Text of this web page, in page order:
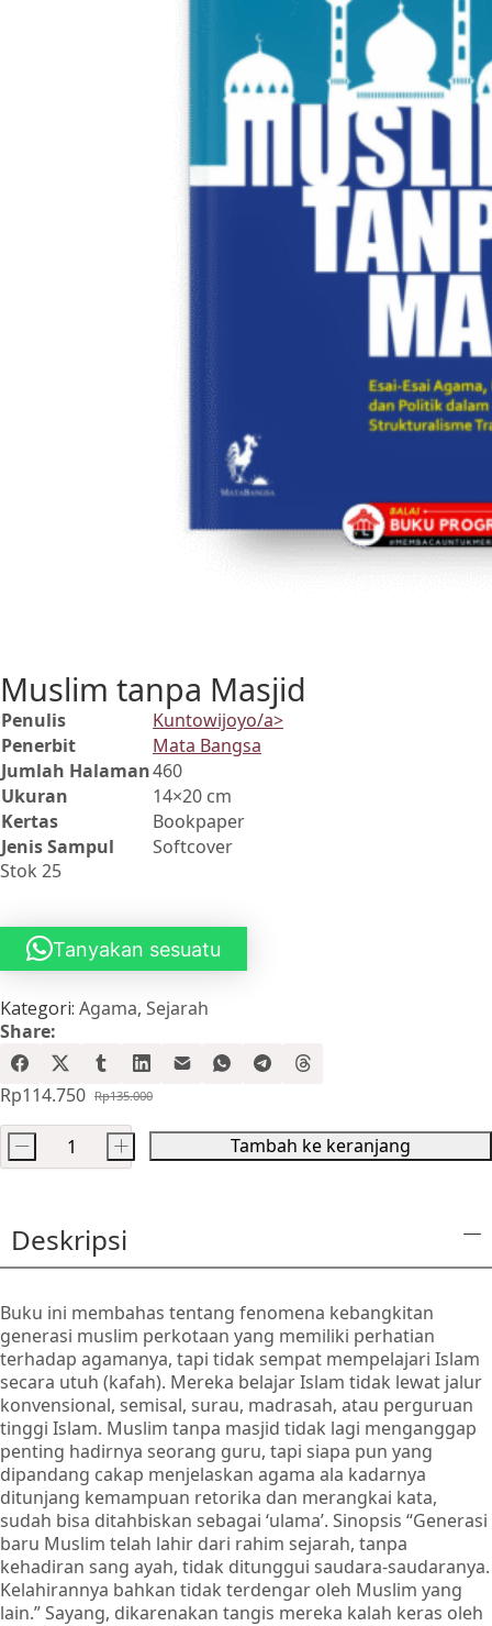
Muslim tanpa Masjid
Penulis
Kuntowijoyo/a>
Penerbit
Mata Bangsa
Jumlah Halaman460
Ukuran
14×20 cm
Kertas
Bookpaper
Jenis Sampul
Softcover
Rp135.000
Harga
aslinya
adalah:
Rp135.000.
Rp114.750
Harga
saat
ini
adalah:
Stok 25
Tanyakan sesuatu
Kuantitas
Masjid
- + Tambah ke keranjang
Kategori: Agama, Sejarah
Share:
Deskripsi
Buku ini membahas tentang fenomena kebangkitan
generasi muslim perkotaan yang memiliki perhatian
terhadap agamanya, tapi tidak sempat mempelajari Islam
secara utuh (kafah). Mereka belajar Islam tidak lewat jalur
konvensional, semisal, surau, madrasah, atau perguruan
tinggi Islam. Muslim tanpa masjid tidak lagi menganggap
penting hadirnya seorang guru, tapi siapa pun yang
dipandang cakap menjelaskan agama ala kadarnya
ditunjang kemampuan retorika dan merangkai kata,
sudah bisa ditahbiskan sebagai ‘ulama’. Sinopsis “Generasi
baru Muslim telah lahir dari rahim sejarah, tanpa
kehadiran sang ayah, tidak ditunggui saudara-saudaranya.
Kelahirannya bahkan tidak terdengar oleh Muslim yang
lain.” Sayang, dikarenakan tangis mereka kalah keras oleh